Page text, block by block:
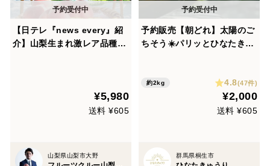
【日テレ『news every』紹
介】山梨生まれ激レア品種🍑
し約1㎏【朝どれ】🍑6月下旬
¥5,980
送料 ¥605
山梨県山梨市大野
予約販売【朝どれ】太陽のご
ちそう☀️パリッとひなたきゅ
約2kg 4.8(47件)
¥2,000
送料 ¥605
群馬県桐生市